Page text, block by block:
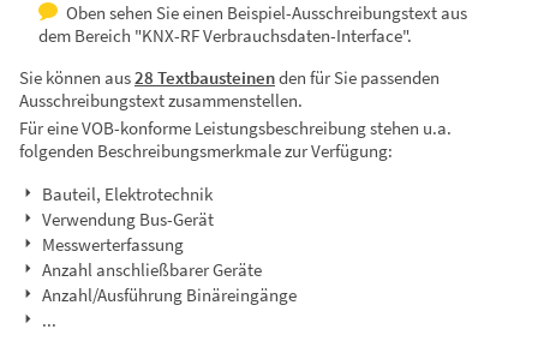
Oben sehen Sie einen Beispiel-Ausschreibungstext aus
dem Bereich "KNX-RF Verbrauchsdaten-Interface".
Sie können aus28 Textbausteinenden für Sie passenden
Ausschreibungstext zusammenstellen.
Für eine VOB-konforme Leistungsbeschreibung stehen u.a.
folgenden Beschreibungsmerkmale zur Verfügung:
Bauteil, Elektrotechnik
Verwendung Bus-Gerät
Messwerterfassung
Anzahl anschließbarer Geräte
Anzahl/Ausführung Binäreingänge
...